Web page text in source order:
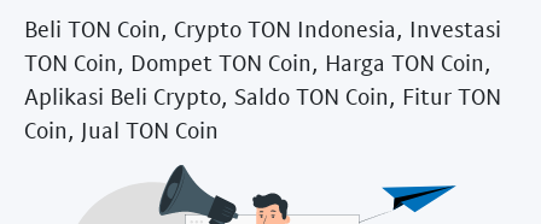
Beli TON Coin, Crypto TON Indonesia, Investasi
TON Coin, Dompet TON Coin, Harga TON Coin,
Aplikasi Beli Crypto, Saldo TON Coin, Fitur TON
Coin, Jual TON Coin